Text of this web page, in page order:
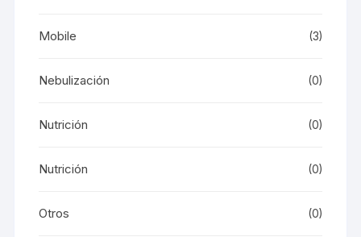
Mobile (3)
Nebulización (0)
Nutrición (0)
Nutrición (0)
Otros (0)